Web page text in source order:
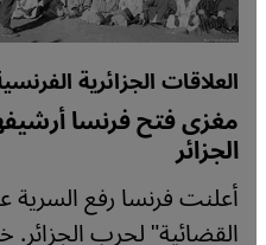
العلاقات الجزائرية
مغزى فتح فرنسا
الجزائر
أعلنت فرنسا رفع
القضائية" لحرب